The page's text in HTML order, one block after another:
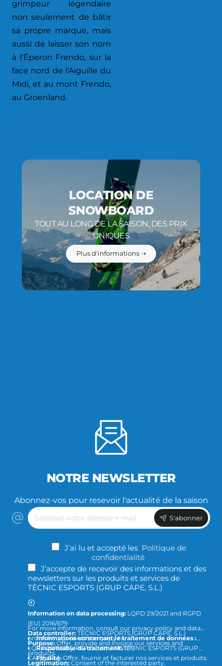
grimpeur légendaire
non seulement de bâtir
sa propre marque, mais
aussi de laisser son nom
à l'Éperon Frendo, sur la
face nord de l'Aiguille du
Midi, et au mont Frendo,
au Groenland.
LOCATION DE
SNOWBOARD
TOUT AU LONG DE LA SAISON, DES PRIX
UNIQUES
Plus d'informations ➝
NOTRE NEWSLETTER
Abonnez-vos pour resevoir l'actualité de la saison
Saisissez
votre
adresse
S'abonner
J’ai lu et accepté les Politique de
confidentialité
J’accepte de recevoir des informations et des
newsletters sur les produits et services de
TÈCNIC ESPORTS (GRUP CAPE, S.L.)
Information on data processing: LQPD 29/2021 and RGPD
(EU) 2016/679
Data controller: TÈCNIC ESPORTS (GRUP CAPE, S.L.)
Purpose: Offer, provide and invoice our services and
products.
Legitimation: Consent of the interested party.
For more information, consult our privacy policy and data
protection or direct the query to
Informations concernant le traitement de données :
LQPD 29/2021 y RGPD (UE) 2016/679
Responsable du traitement:TÈCNIC ESPORTS (GRUP
CAPE, S.L.)
Finalité: Offrir, fournir et facturer nos services et produits.